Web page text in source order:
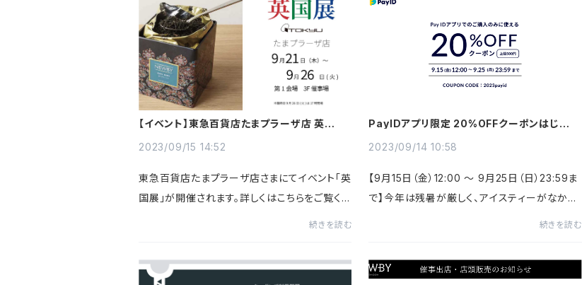
【イベント】東急百貨店たまプラーザ店 英国展
2023/09/15 14:52
東急百貨店たまプラーザ店さまにてイベント「英
国展」が開催されます。詳しくはこちらをご覧く
続きを読む
PayIDアプリ限定 20%OFFクーポンはじまり
2023/09/14 10:58
【9月15日（金）12:00 〜 9月25日（日）23:59ま
で】今年は残暑が厳しく、アイスティーがなかな
ってまいりました。秋を...
続きを読む